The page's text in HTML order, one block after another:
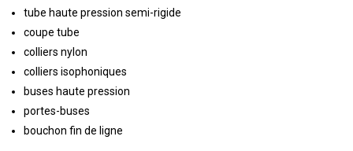
tube haute pression semi-rigide
coupe tube
colliers nylon
colliers isophoniques
buses haute pression
portes-buses
bouchon fin de ligne